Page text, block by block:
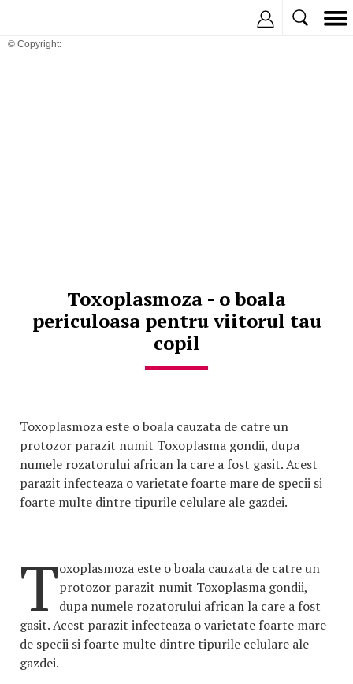
© Copyright:
Toxoplasmoza - o boala
periculoasa pentru viitorul tau
copil
Toxoplasmoza este o boala cauzata de catre un
protozor parazit numit Toxoplasma gondii, dupa
numele rozatorului african la care a fost gasit. Acest
parazit infecteaza o varietate foarte mare de specii si
foarte multe dintre tipurile celulare ale gazdei.
Toxoplasmoza este o boala cauzata de catre un
protozor parazit numit Toxoplasma gondii,
dupa numele rozatorului african la care a fost
gasit. Acest parazit infecteaza o varietate foarte mare
de specii si foarte multe dintre tipurile celulare ale
gazdei.